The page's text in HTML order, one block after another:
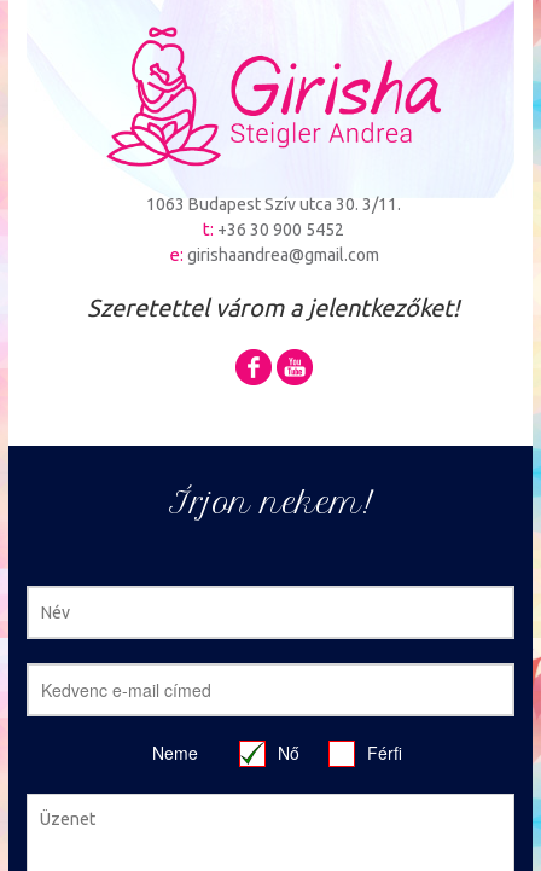
1063 Budapest Szív utca 30. 3/11.
t: +36 30 900 5452
e: girishaandrea@gmail.com
Szeretettel várom a jelentkezőket!
Írjon nekem!
Neme Nő Férfi